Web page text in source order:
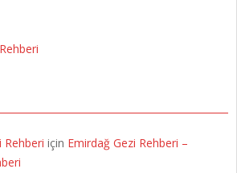
Rehberi için Emirdağ Gezi Rehberi –